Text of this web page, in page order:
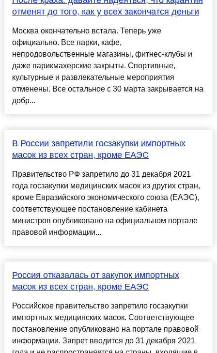
отменят до того, как у всех закончатся деньги
Москва окончательно встала. Теперь уже
официально. Все парки, кафе,
непродовольственные магазины, фитнес-клубы и
даже парикмахерские закрыты. Спортивные,
культурные и развлекательные мероприятия
отменены. Все остальное с 30 марта закрывается на
добр...
В России запретили госзакупки импортных
масок из всех стран, кроме ЕАЭС
Правительство РФ запретило до 31 декабря 2021
года госзакупки медицинских масок из других стран,
кроме Евразийского экономического союза (ЕАЭС),
соответствующее постановление кабинета
министров опубликовано на официальном портале
правовой информации...
Россия отказалась от закупок импортных
масок из всех стран, кроме ЕАЭС
Российское правительство запретило госзакупки
импортных медицинских масок. Соответствующее
постановление опубликовано на портале правовой
информации. Запрет вводится до 31 декабря 2021